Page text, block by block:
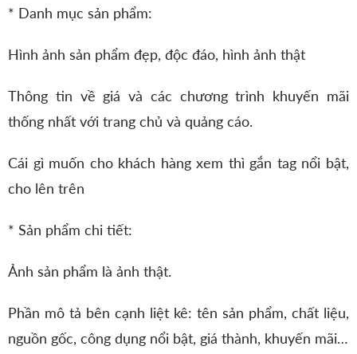
* Danh mục sản phẩm:
Hình ảnh sản phẩm đẹp, độc đáo, hình ảnh thật
Thông tin về giá và các chương trình khuyến mãi
thống nhất với trang chủ và quảng cáo.
Cái gì muốn cho khách hàng xem thì gắn tag nổi bật,
cho lên trên
* Sản phẩm chi tiết:
Ảnh sản phẩm là ảnh thật.
Phần mô tả bên cạnh liệt kê: tên sản phẩm, chất liệu,
nguồn gốc, công dụng nổi bật, giá thành, khuyến mãi…